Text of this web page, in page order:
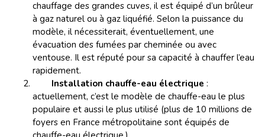
chauffage des grandes cuves, il est équipé d’un brûleur
à gaz naturel ou à gaz liquéfié. Selon la puissance du
modèle, il nécessiterait, éventuellement, une
évacuation des fumées par cheminée ou avec
ventouse. Il est réputé pour sa capacité à chauffer l’eau
rapidement.
Installation chauffe-eau électrique :
actuellement, c’est le modèle de chauffe-eau le plus
populaire et aussi le plus utilisé (plus de 10 millions de
foyers en France métropolitaine sont équipés de